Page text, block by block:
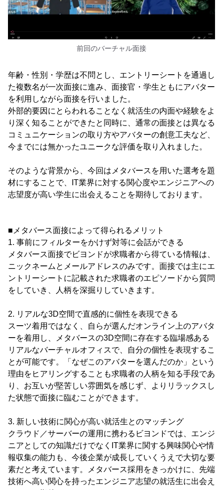
前回のバーチャル面接
年齢・性別・学歴は不問とし、エントリーシートを通過し
た複数名が一次面接に進み、面接官・学生ともにアバター
を利用しながら面接を行いました。
外部的要因にとらわれることなく就活生の内面や経験をよ
り深く知ることができたと同時に、通常の面接とは異なる
コミュニケーションの取り方やアバターの創意工夫など、
今までには無かったユニークな評価を取り入れました。
そのような背景から、今回はメタバースを用いた選考を題
材にすることで、IT業界に対する関心度やエンジニアへの
志望度が高い学生に出会えることを期待しております。
■メタバース面接によって得られるメリット
1. 事前にフィルターをかけず対等に会話ができる
メタバース面接でビヨンドが求職者から得ている情報は、
ニックネームとメールアドレスのみです。面接では主にエ
ントリーシートに記載された求職者のエピソードから質問
をしていき、人柄を深掘りしていきます。
2. リアルな3D空間で直感的に個性を表現できる
スーツ着用ではなく、自らが選んだオンライン上のアバタ
ーを着用し、メタバースの3D空間に存在する臨場感ある
リアルなバーチャルオフィスで、自分の個性を表現するこ
とが可能です。「なぜこのアバターを選んだのか」という
理由をヒアリングすることも求職者の人柄を知る手段であ
り、お互いが堅苦しい雰囲気を感じず、よりリラックスし
た状態で面接に臨むことができます。
3. 新しい技術に関心が高い就活生とのマッチング
クラウド／サーバーの運用に携わるビヨンドでは、エンジ
ニアとしての知識だけでなくIT業界に関する興味関心や情
報収集の能力も、今後企業が成長していくうえで大切な要
素だと考えています。メタバース採用をきっかけに、先端
技術へ高い関心を持ったエンジニア志望の就活生に出会え